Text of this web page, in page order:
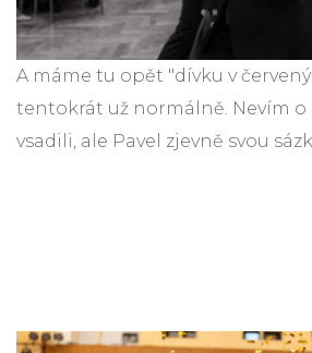
A máme tu opět "dívku v
tentokrát už normálně. Nevím o
vsadili, ale Pavel zjevně svou